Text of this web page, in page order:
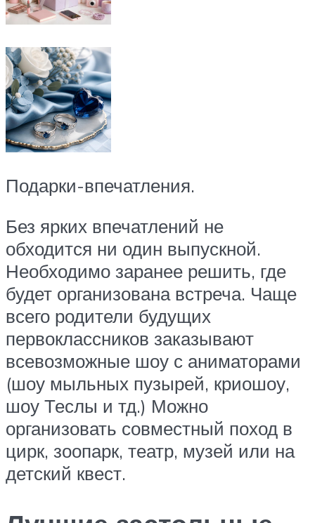
Подарки-впечатления.
Без ярких впечатлений не
обходится ни один выпускной.
Необходимо заранее решить, где
будет организована встреча. Чаще
всего родители будущих
первоклассников заказывают
всевозможные шоу с аниматорами
(шоу мыльных пузырей, криошоу,
шоу Теслы и тд.) Можно
организовать совместный поход в
цирк, зоопарк, театр, музей или на
детский квест.